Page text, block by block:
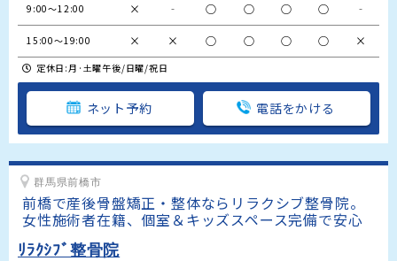
9:00〜12:00 × ‐ ○ ○ ○ ○ ‐
15:00〜19:00 × × ○ ○ ○ ○ ×
定休日:月·土曜午後/日曜/祝日
ネット予約 電話をかける
群馬県前橋市
前橋で産後骨盤矯正・整体ならリラクシブ整骨院。
女性施術者在籍、個室＆キッズスペース完備で安心
ﾘﾗｸｼﾌﾞ整骨院